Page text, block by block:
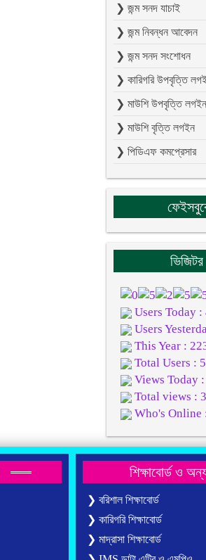
❯ জন্ম সনদ যাচাই
❯ জন্ম নিবন্ধন আবেদন
❯ জন্ম সনদ সংশোধন
❯ কারিগরি উপবৃত্তি
❯ মাউশি উপবৃত্তি লগইন
❯ মাউশি বৃত্তি লগইন
❯ পিডিএফ কমপ্রেসার
ভিজিটর
Users Today :
Users
This Year :
Total Users :
Views Today :
Total views :
Who's Online
শিক্ষাবোর্ড ও
❯ বরিশাল শিক্ষাবোর্ড
❯ কারিগরি শিক্ষাবোর্ড
❯ মাদ্রাসা শিক্ষাবোর্ড